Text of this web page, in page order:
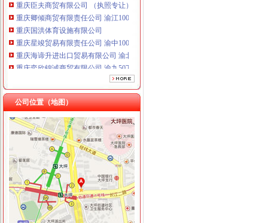
重庆卿倾商贸有限责任公司 渝江100万 （工商注册）
重庆国洪体育设施有限公司
重庆星竣贸易有限责任公司 渝中100万 （进出口权）
重庆海谛升进出口贸易有限公司 渝北100万 （进出口权）
重庆奕欣锦诚商贸有限公司 渝九50万 （工商注册）
重庆信同广告有限公司 渝沙50万 （工商注册）
重庆三虹房地产营销策划有限公司
重庆宝鹰汽车销售有限公司
公司位置（地图）
工商动态
我市重庆分公司注销出台在校大创办微型企业相关办法
渝北局行政约谈沃尔玛超市重庆公司注销指出五点问题
市重庆代办公司局副巡视员高印平率队到南川局开展考核考察工作
渝北局推行“一单通”重庆代办公司工作取得阶段成效